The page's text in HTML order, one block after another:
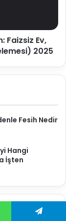
Faizsiz Ev,
2025
Fesih Nedir
Hangi
İşten